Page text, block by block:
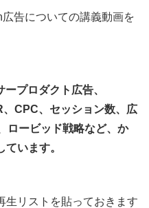
告についての講義動画を
プロダクト広告、
CPC、セッション数、広
ロービッド戦略など、か
います。
生リストを貼っておきます